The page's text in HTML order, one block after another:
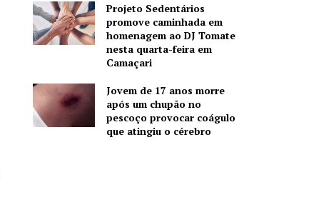
Projeto Sedentários
promove caminhada em
homenagem ao DJ Tomate
nesta quarta-feira em
Camaçari
Jovem de 17 anos morre
após um chupão no
pescoço provocar coágulo
que atingiu o cérebro